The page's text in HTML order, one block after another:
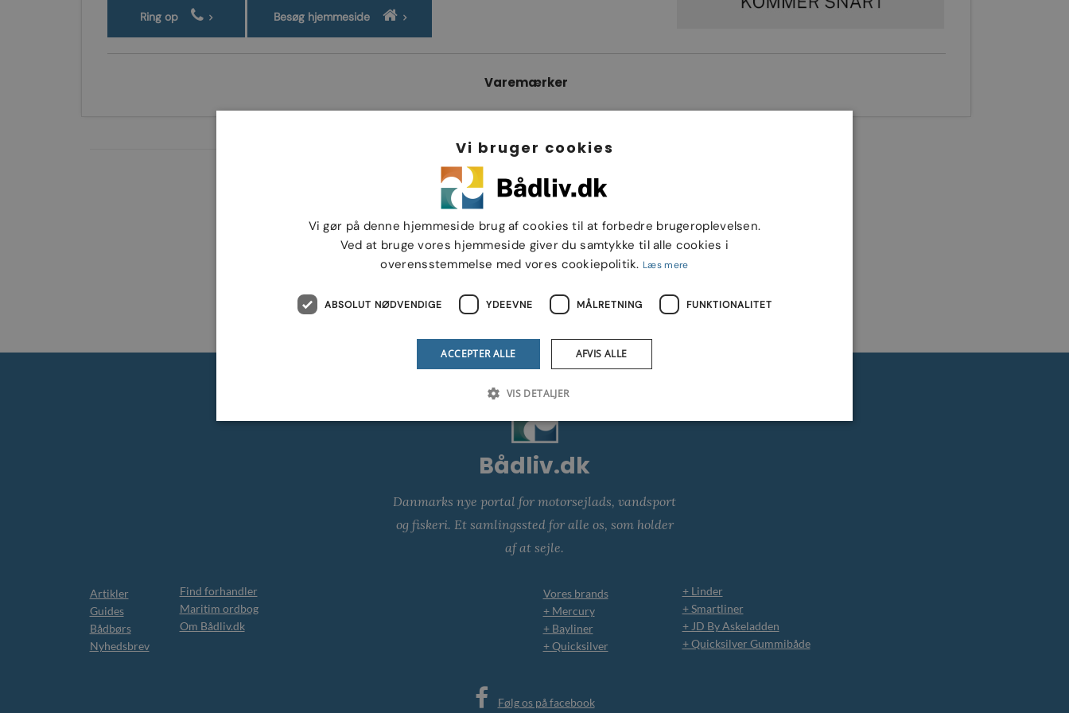
Ring op Besøg hjemmeside
Varemærker
Bådliv.dk
Danmarks nye portal for motorsejlads, vandsport
og fiskeri. Et samlingssted for alle os, som holder
af at sejle.
Artikler
Guides
Bådbørs
Nyhedsbrev
Find forhandler
Maritim ordbog
Om Bådliv.dk
Vores brands
+ Mercury
+ Bayliner
+ Quicksilver
+ Linder
+ Smartliner
+ JD By Askeladden
+ Quicksilver Gummibåde
Følg os på facebook
Vi bruger cookies
Vi gør på denne hjemmeside brug af cookies til at forbedre brugeroplevelsen.
Ved at bruge vores hjemmeside giver du samtykke til alle cookies i
overensstemmelse med vores cookiepolitik. Læs mere
ABSOLUT NØDVENDIGE YDEEVNE MÅLRETNING FUNKTIONALITET
ACCEPTER ALLE AFVIS ALLE
VIS DETALJER